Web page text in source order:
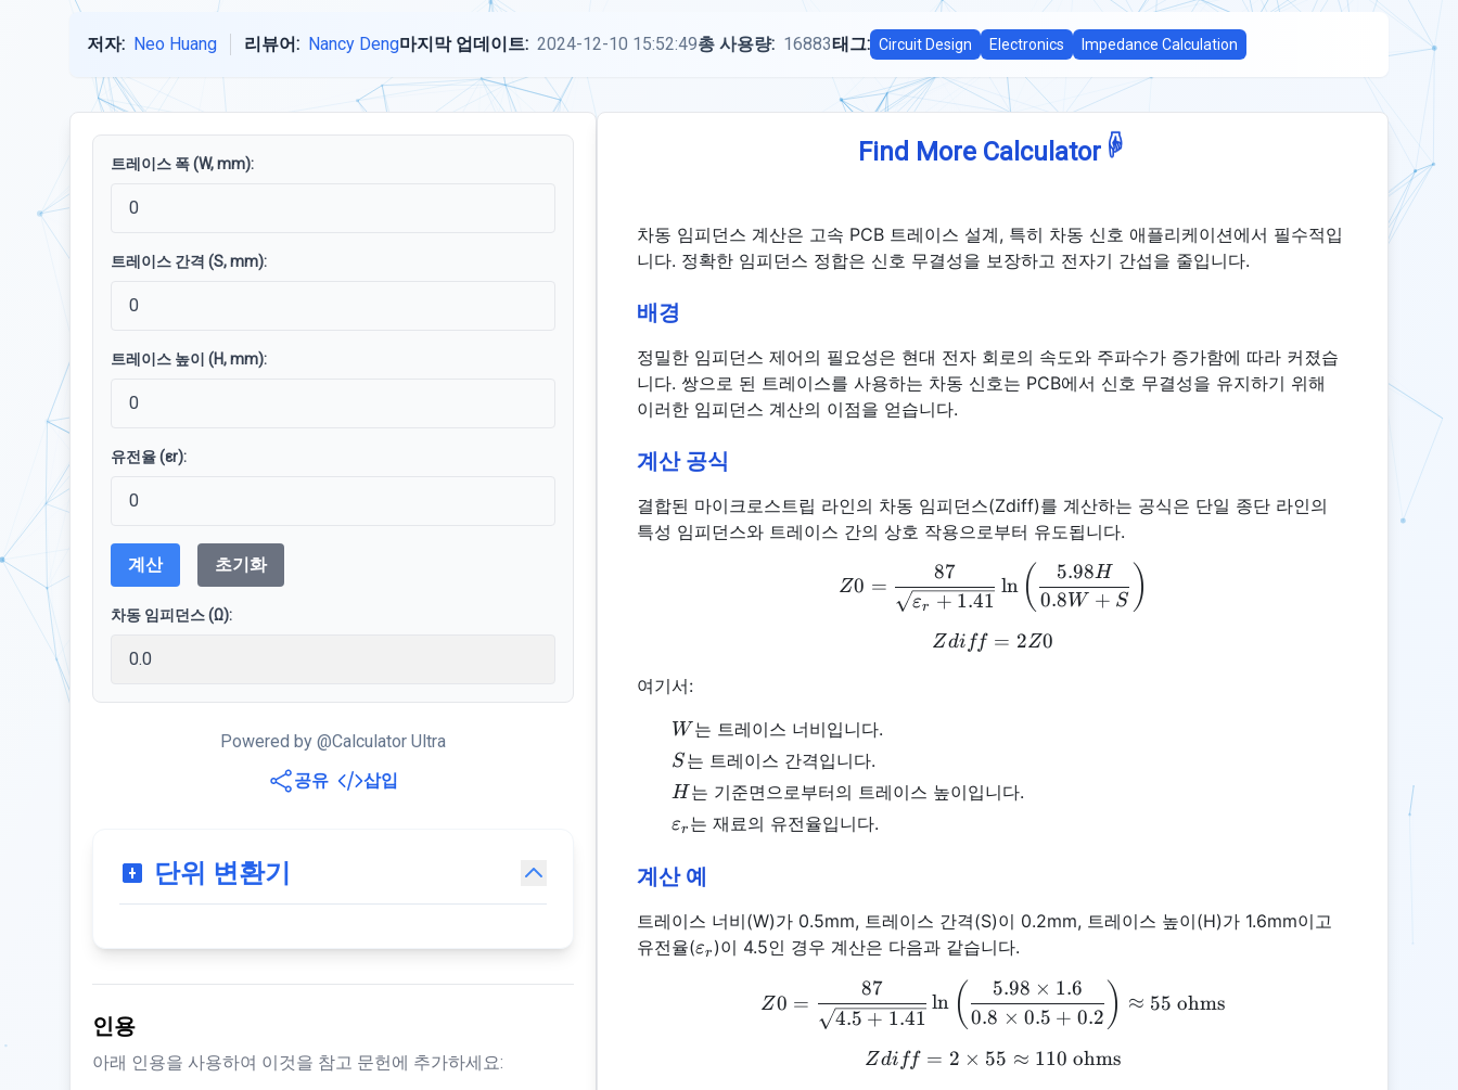
저자: Neo Huang 리뷰어: Nancy Deng마지막 업데이트: 2024-12-10 15:52:49총 사용량: 16883태그: Circuit Design Electronics Impedance Calculation
트레이스 폭 (W, mm):
트레이스 간격 (S, mm):
트레이스 높이 (H, mm):
유전율 (εr):
계산 초기화
차동 임피던스 (Ω):
Powered by @Calculator Ultra
공유
삽입
단위 변환기
인용
아래 인용을 사용하여 이것을 참고 문헌에 추가하세요:
Find More Calculator ☟
차동 임피던스 계산은 고속 PCB 트레이스 설계, 특히 차동 신호 애플리케이션에서 필수적입
니다. 정확한 임피던스 정합은 신호 무결성을 보장하고 전자기 간섭을 줄입니다.
배경
정밀한 임피던스 제어의 필요성은 현대 전자 회로의 속도와 주파수가 증가함에 따라 커졌습
니다. 쌍으로 된 트레이스를 사용하는 차동 신호는 PCB에서 신호 무결성을 유지하기 위해
이러한 임피던스 계산의 이점을 얻습니다.
계산 공식
결합된 마이크로스트립 라인의 차동 임피던스(Zdiff)를 계산하는 공식은 단일 종단 라인의
특성 임피던스와 트레이스 간의 상호 작용으로부터 유도됩니다.
Z0 = \frac{87}{\sqrt{\varepsilon_r + 1.41}} \ln
Z0 =
εr + 1.41
87
ln ( 0.8W + S
5.98H )
Zdiff = 2Z0
Zdi ff = 2Z0
여기서:
W
W 는 트레이스 너비입니다.
S
S는 트레이스 간격입니다.
H
H 는 기준면으로부터의 트레이스 높이입니다.
\varepsilon_r
εr 는 재료의 유전율입니다.
계산 예
트레이스 너비(W)가 0.5mm, 트레이스 간격(S)이 0.2mm, 트레이스 높이(H)가 1.6mm이고
유전율(\varepsilon_r
εr )이 4.5인 경우 계산은 다음과 같습니다.
Z0 = \frac{87}{\sqrt{4.5 + 1.41}} \ln \left(
Z0 =
4.5 + 1.41
87
ln ( 0.8 × 0.5 + 0.2
5.98 × 1.6 ) ≈ 55 ohms
Zdiff = 2 \times 55 \approx 110 \text{ ohms}
Zdi ff = 2 × 55 ≈ 110 ohms